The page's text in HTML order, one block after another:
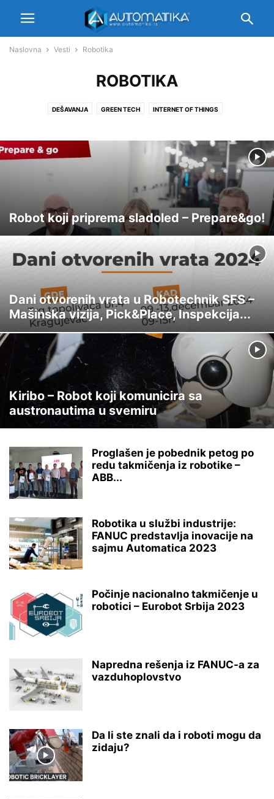
Naslovna Vesti Robotika
ROBOTIKA
DEŠAVANJA GREEN TECH INTERNET OF THINGS
OBRADA SIGNALA PROGRAMABILNA LOGIKA RAZNO ROBOTIKA
SENZORI SPACE TECH UPRAVLJANJE PROCESIMA VR/AR
Robot koji priprema sladoled – Prepare&go!
Dani otvorenih vrata u Robotechnik SFS –
Mašinska vizija, Pick&Place, Inspekcija...
Kiribo – Robot koji komunicira sa
austronautima u svemiru
Proglašen je pobednik petog po
redu takmičenja iz robotike –
ABB...
Robotika u službi industrije:
FANUC predstavlja inovacije na
sajmu Automatica 2023
Počinje nacionalno takmičenje u
robotici – Eurobot Srbija 2023
Napredna rešenja iz FANUC-a za
vazduhoplovstvo
Da li ste znali da i roboti mogu da
zidaju?